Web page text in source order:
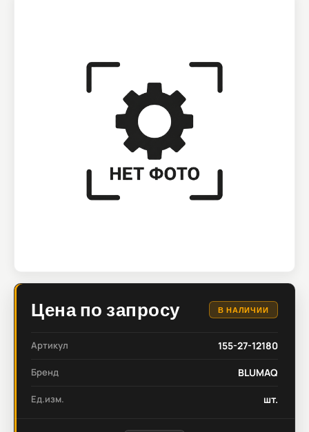
Цена по запросу В НАЛИЧИИ
Артикул 155-27-12180
Бренд BLUMAQ
Ед.изм. шт.